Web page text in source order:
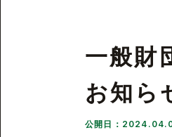
一般財
お知ら
公開日：